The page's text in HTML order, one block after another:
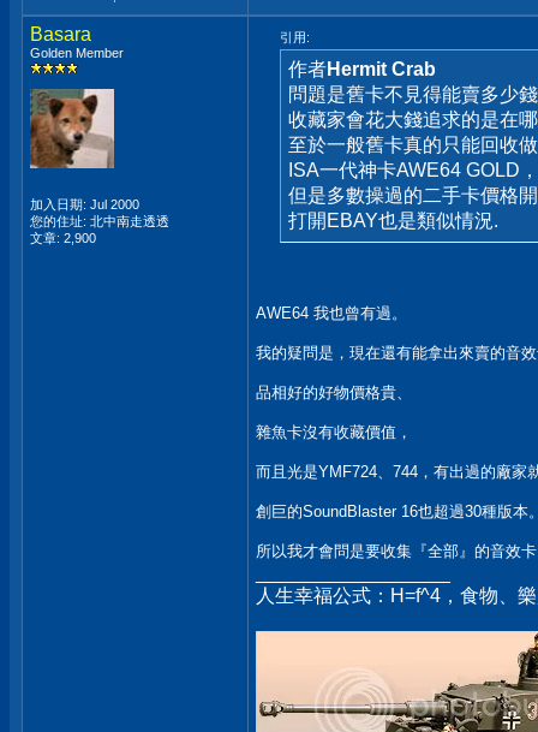
Basara
Golden Member
加入日期: Jul 2000
您的住址: 北中南走透透
文章: 2,900
引用:
作者Hermit Crab
問題是舊卡不見得能賣多少
收藏家會花大錢追求的是在
至於一般舊卡真的只能回收
ISA一代神卡AWE64 GOLD
但是多數操過的二手卡價格
打開EBAY也是類似情況.
AWE64 我也曾有過。
我的疑問是，現在還有能拿出來賣的音
品相好的好物價格貴、
雜魚卡沒有收藏價值，
而且光是YMF724、744，有出過的廠家
創巨的SoundBlaster 16也超過30種版本
所以我才會問是要收集『全部』的音效
人生幸福公式：H=f^4，食物、